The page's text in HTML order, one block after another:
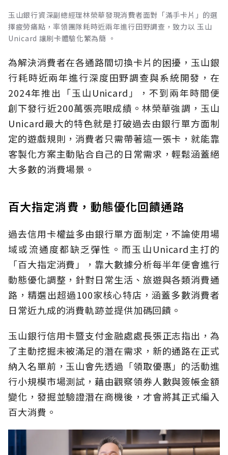
玉山銀行資深副總經理林榮華發現消費者面對「滿手卡片」的選
擇疲勞痛點，率領團隊耗時近兩年進行田野調查，致力以 玉山
Unicard 讓刷卡體驗化繁為簡 。
為解決消費者在各通路間切換卡片的困擾，玉山銀
行耗時近兩年進行深度田野調查與系統開發，在
2024年推出「玉山Unicard」，不到兩年時間便
創下發行近200萬張亮眼成績。林榮華強調，玉山
Unicard最大的特色就是打破過去由銀行單方面制
定的遊戲規則，消費者只需帶著這一張卡，就能靠
客製化方案主動貼合自己的日常需求，輕鬆涵蓋絕
大多數的消費場景。
百大指定消費，動態優化回饋通路
過去信用卡權益多由銀行單方面制定，不論使用場
域或流通度都缺乏彈性。而玉山Unicard主打的
「百大指定消費」，靠大數據分析每半年便會進行
動態優化調整，針對日常生活、旅遊與各類消費通
路，精選出超過100家核心特店，涵蓋多數消費者
日常近九成的消費軌跡並提供加碼回饋。
玉山銀行信用卡暨支付金融處處長張正志指出，為
了主動挖掘未被滿足的潛在需求，新的通路在正式
納入名單前，玉山會先透過「領取優惠」的活動進
行小規模市場測試，藉由觀察領券人數與簽帳金額
變化，發掘並驗證潛在商機後，才會將其正式編入
百大消費。